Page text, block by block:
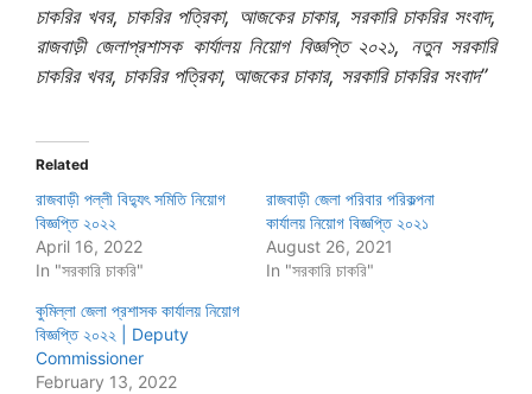
চাকরির খবর, চাকরির পত্রিকা, আজকের চাকার, সরকারি চাকরির সংবাদ,
রাজবাড়ী জেলাপ্রশাসক কার্যালয় নিয়োগ বিজ্ঞপ্তি ২০২১, নতুন সরকারি
চাকরির খবর, চাকরির পত্রিকা, আজকের চাকার, সরকারি চাকরির সংবাদ”
Related
রাজবাড়ী পল্লী বিদ্যুৎ সমিতি নিয়োগ
বিজ্ঞপ্তি ২০২২
April 16, 2022
In "সরকারি চাকরি"
রাজবাড়ী জেলা পরিবার পরিকল্পনা
কার্যালয় নিয়োগ বিজ্ঞপ্তি ২০২১
August 26, 2021
In "সরকারি চাকরি"
কুমিল্লা জেলা প্রশাসক কার্যালয় নিয়োগ
বিজ্ঞপ্তি ২০২২ | Deputy
Commissioner
February 13, 2022